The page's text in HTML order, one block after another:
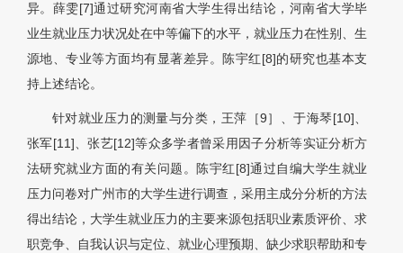
异。薛雯[7]通过研究河南省大学生得出结论，河南省大学毕
业生就业压力状况处在中等偏下的水平，就业压力在性别、生
源地、专业等方面均有显著差异。陈宇红[8]的研究也基本支
持上述结论。
针对就业压力的测量与分类，王萍［9］、于海琴[10]、
张军[11]、张艺[12]等众多学者曾采用因子分析等实证分析方
法研究就业方面的有关问题。陈宇红[8]通过自编大学生就业
压力问卷对广州市的大学生进行调查，采用主成分分析的方法
得出结论，大学生就业压力的主要来源包括职业素质评价、求
职竞争、自我认识与定位、就业心理预期、缺少求职帮助和专